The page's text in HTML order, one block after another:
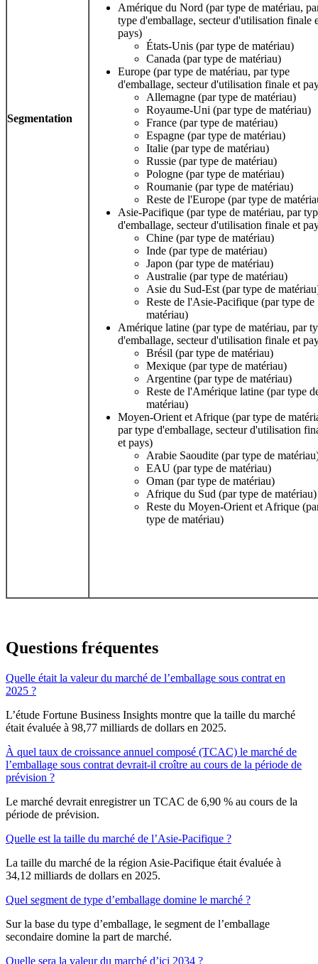
Segmentation
Amérique du Nord (par type de matériau,
type d'emballage, secteur d'utilisation finale
pays)
États-Unis (par type de matériau)
Canada (par type de matériau)
Europe (par type de matériau, par type
d'emballage, secteur d'utilisation finale et
Allemagne (par type de matériau)
Royaume-Uni (par type de matériau)
France (par type de matériau)
Espagne (par type de matériau)
Italie (par type de matériau)
Russie (par type de matériau)
Pologne (par type de matériau)
Roumanie (par type de matériau)
Reste de l'Europe (par type de
Asie-Pacifique (par type de matériau, par
d'emballage, secteur d'utilisation finale et
Chine (par type de matériau)
Inde (par type de matériau)
Japon (par type de matériau)
Australie (par type de matériau)
Asie du Sud-Est (par type de
Reste de l'Asie-Pacifique (par type de
matériau)
Amérique latine (par type de matériau, par
d'emballage, secteur d'utilisation finale et
Brésil (par type de matériau)
Mexique (par type de matériau)
Argentine (par type de matériau)
Reste de l'Amérique latine (par type
matériau)
Moyen-Orient et Afrique (par type de
par type d'emballage, secteur d'utilisation
et pays)
Arabie Saoudite (par type de
EAU (par type de matériau)
Oman (par type de matériau)
Afrique du Sud (par type de matériau)
Reste du Moyen-Orient et Afrique
type de matériau)
Questions fréquentes
Quelle était la valeur du marché de l’emballage sous contrat en
2025 ?
L’étude Fortune Business Insights montre que la taille du marché
était évaluée à 98,77 milliards de dollars en 2025.
À quel taux de croissance annuel composé (TCAC) le marché de
l’emballage sous contrat devrait-il croître au cours de la période de
prévision ?
Le marché devrait enregistrer un TCAC de 6,90 % au cours de la
période de prévision.
Quelle est la taille du marché de l’Asie-Pacifique ?
La taille du marché de la région Asie-Pacifique était évaluée à
34,12 milliards de dollars en 2025.
Quel segment de type d’emballage domine le marché ?
Sur la base du type d’emballage, le segment de l’emballage
secondaire domine la part de marché.
Quelle sera la valeur du marché d’ici 2034 ?